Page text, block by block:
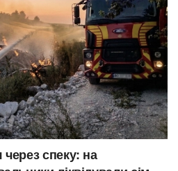
спеку: на